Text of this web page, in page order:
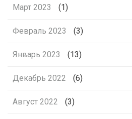
Март 2023 (1)
Февраль 2023 (3)
Январь 2023 (13)
Декабрь 2022 (6)
Август 2022 (3)